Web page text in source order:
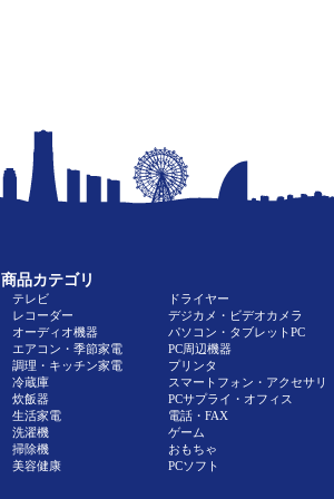
商品カテゴリ
テレビ
レコーダー
オーディオ機器
エアコン・季節家電
調理・キッチン家電
冷蔵庫
炊飯器
生活家電
洗濯機
掃除機
美容健康
ドライヤー
デジカメ・ビデオカメラ
パソコン・タブレットPC
PC周辺機器
プリンタ
スマートフォン・アクセサリ
PCサプライ・オフィス
電話・FAX
ゲーム
おもちゃ
PCソフト